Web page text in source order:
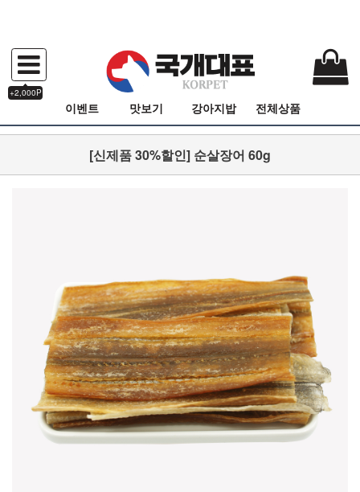
+2,000P
이벤트 맛보기 강아지밥 전체상품
[신제품 30%할인] 순살장어 60g